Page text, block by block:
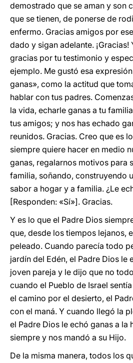
demostrado que se aman y son
que se tienen, de ponerse de
enfermo. Gracias amigos por
dado y sigan adelante. ¡Gracias!
gracias por tu testimonio y
ejemplo. Me gustó esa
ganas», como la actitud que
hablar con tus padres.
la vida, echarle ganas a tu
tus amigos; y nos has echado
reunidos. Gracias. Creo que es
siempre quiere hacer en medio
ganas, regalarnos motivos para
familia, soñando, construyendo
sabor a hogar y a familia. ¿Le
[Responden: «Sí»]. Gracias.
Y es lo que el Padre Dios
que, desde los tiempos lejanos,
peleado. Cuando parecía todo
jardín del Edén, el Padre Dios le
joven pareja y le dijo que no
cuando el Pueblo de Israel
el camino por el desierto, el
con el maná. Y cuando llegó la
el Padre Dios le echó ganas a la
siempre y nos mandó a su Hijo.
De la misma manera, todos los